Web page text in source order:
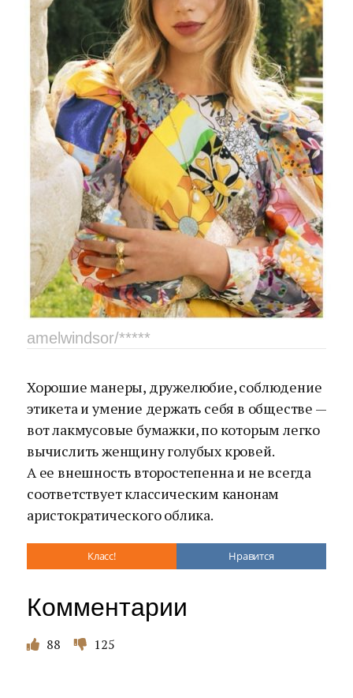
amelwindsor/*****
Хорошие манеры, дружелюбие, соблюдение
этикета и умение держать себя в обществе —
вот лакмусовые бумажки, по которым легко
вычислить женщину голубых кровей.
А ее внешность второстепенна и не всегда
соответствует классическим канонам
аристократического облика.
Класс! Нравится
Комментарии
88 125